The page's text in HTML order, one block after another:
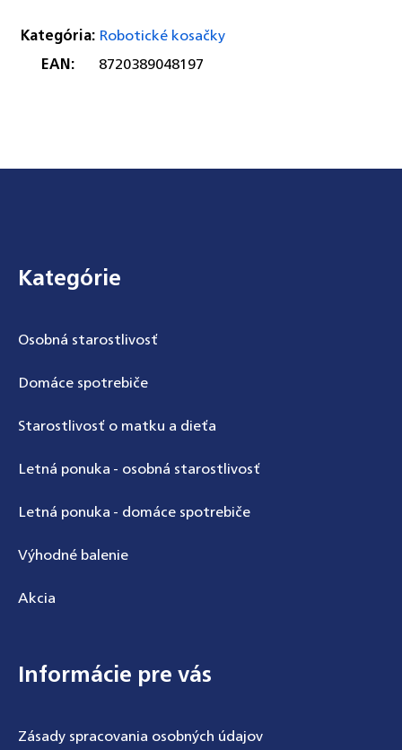
Kategória: Robotické kosačky
EAN: 8720389048197
Zápätie
Kategórie
Osobná starostlivosť
Domáce spotrebiče
Starostlivosť o matku a dieťa
Letná ponuka - osobná starostlivosť
Letná ponuka - domáce spotrebiče
Výhodné balenie
Akcia
Informácie pre vás
Zásady spracovania osobných údajov